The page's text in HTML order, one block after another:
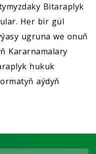
Bitaraplyk
Her bir gül
ugruna we onuň
Kararnamalary
hukuk
aýdyň